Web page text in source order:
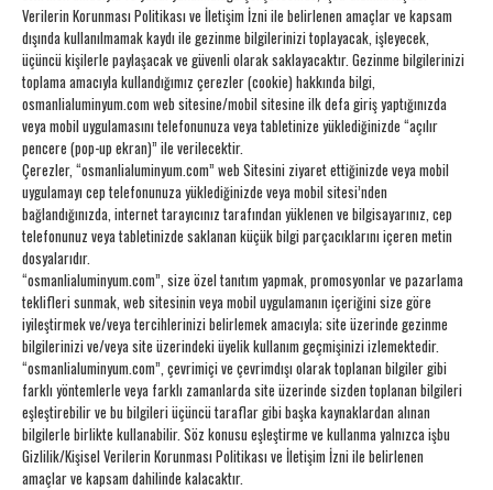
Verilerin Korunması Politikası ve İletişim İzni ile belirlenen amaçlar ve kapsam
dışında kullanılmamak kaydı ile gezinme bilgilerinizi toplayacak, işleyecek,
üçüncü kişilerle paylaşacak ve güvenli olarak saklayacaktır. Gezinme bilgilerinizi
toplama amacıyla kullandığımız çerezler (cookie) hakkında bilgi,
osmanlialuminyum.com web sitesine/mobil sitesine ilk defa giriş yaptığınızda
veya mobil uygulamasını telefonunuza veya tabletinize yüklediğinizde “açılır
pencere (pop-up ekran)” ile verilecektir.
Çerezler, “osmanlialuminyum.com” web Sitesini ziyaret ettiğinizde veya mobil
uygulamayı cep telefonunuza yüklediğinizde veya mobil sitesi’nden
bağlandığınızda, internet tarayıcınız tarafından yüklenen ve bilgisayarınız, cep
telefonunuz veya tabletinizde saklanan küçük bilgi parçacıklarını içeren metin
dosyalarıdır.
“osmanlialuminyum.com”, size özel tanıtım yapmak, promosyonlar ve pazarlama
teklifleri sunmak, web sitesinin veya mobil uygulamanın içeriğini size göre
iyileştirmek ve/veya tercihlerinizi belirlemek amacıyla; site üzerinde gezinme
bilgilerinizi ve/veya site üzerindeki üyelik kullanım geçmişinizi izlemektedir.
“osmanlialuminyum.com”, çevrimiçi ve çevrimdışı olarak toplanan bilgiler gibi
farklı yöntemlerle veya farklı zamanlarda site üzerinde sizden toplanan bilgileri
eşleştirebilir ve bu bilgileri üçüncü taraflar gibi başka kaynaklardan alınan
bilgilerle birlikte kullanabilir. Söz konusu eşleştirme ve kullanma yalnızca işbu
Gizlilik/Kişisel Verilerin Korunması Politikası ve İletişim İzni ile belirlenen
amaçlar ve kapsam dahilinde kalacaktır.